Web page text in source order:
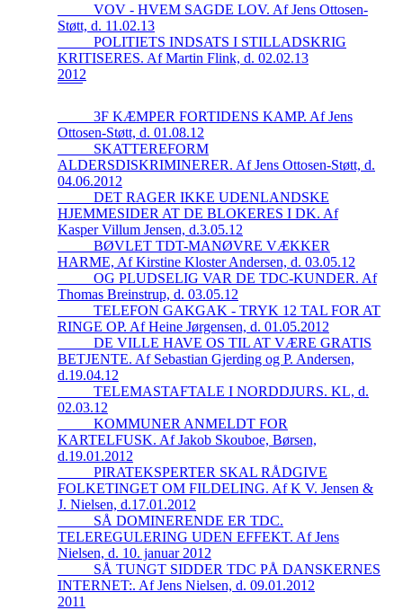
_____VOV - HVEM SAGDE LOV. Af Jens Ottosen-
Støtt, d. 11.02.13
_____POLITIETS INDSATS I STILLADSKRIG
KRITISERES. Af Martin Flink, d. 02.02.13
2012
_____3F KÆMPER FORTIDENS KAMP. Af Jens
Ottosen-Støtt, d. 01.08.12
_____SKATTEREFORM
ALDERSDISKRIMINERER. Af Jens Ottosen-Støtt, d.
04.06.2012
_____DET RAGER IKKE UDENLANDSKE
HJEMMESIDER AT DE BLOKERES I DK. Af
Kasper Villum Jensen, d.3.05.12
_____BØVLET TDT-MANØVRE VÆKKER
HARME, Af Kirstine Kloster Andersen, d. 03.05.12
_____OG PLUDSELIG VAR DE TDC-KUNDER. Af
Thomas Breinstrup, d. 03.05.12
_____TELEFON GAKGAK - TRYK 12 TAL FOR AT
RINGE OP. Af Heine Jørgensen, d. 01.05.2012
_____DE VILLE HAVE OS TIL AT VÆRE GRATIS
BETJENTE. Af Sebastian Gjerding og P. Andersen,
d.19.04.12
_____TELEMASTAFTALE I NORDDJURS. KL, d.
02.03.12
_____KOMMUNER ANMELDT FOR
KARTELFUSK. Af Jakob Skouboe, Børsen,
d.19.01.2012
_____PIRATEKSPERTER SKAL RÅDGIVE
FOLKETINGET OM FILDELING. Af K V. Jensen &
J. Nielsen, d.17.01.2012
_____SÅ DOMINERENDE ER TDC.
TELEREGULERING UDEN EFFEKT. Af Jens
Nielsen, d. 10. januar 2012
_____SÅ TUNGT SIDDER TDC PÅ DANSKERNES
INTERNET:. Af Jens Nielsen, d. 09.01.2012
2011